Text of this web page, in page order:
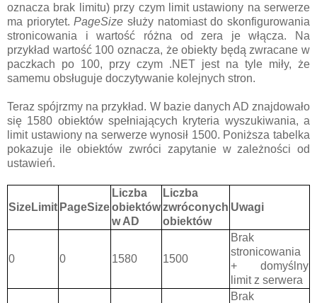
oznacza brak limitu) przy czym limit ustawiony na serwerze
ma priorytet.PageSize służy natomiast do skonfigurowania
stronicowania i wartość różna od zera je włącza. Na
przykład wartość 100 oznacza, że obiekty będą zwracane w
paczkach po 100, przy czym .NET jest na tyle miły, że
samemu obsługuje doczytywanie kolejnych stron.
Teraz spójrzmy na przykład. W bazie danych AD znajdowało
się 1580 obiektów spełniających kryteria wyszukiwania, a
limit ustawiony na serwerze wynosił 1500. Poniższa tabelka
pokazuje ile obiektów zwróci zapytanie w zależności od
ustawień.
SizeLimit PageSize
Liczba
obiektów
w AD
Liczba
zwróconych
obiektów
Uwagi
0 0 1580 1500
Brak
stronicowania
+ domyślny
limit z serwera
Brak